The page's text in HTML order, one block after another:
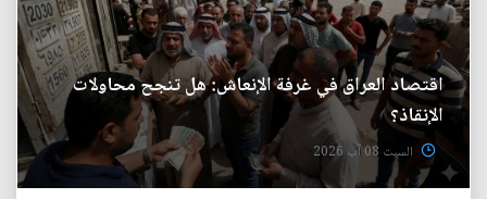
اقتصاد العراق في غرفة الإنعاش: هل تنجح محاولات
الإنقاذ؟
السبت 08 آب 2026